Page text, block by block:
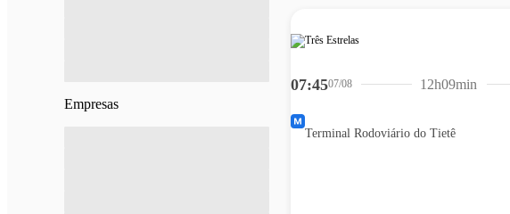
Empresas
07:4507/08
Terminal Rodoviário do Tietê
12h09min